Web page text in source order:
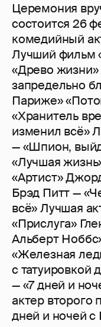
Церемония
состоится 26
комедийный
Лучший фильм
«Древо
запредельно
Париже»
«Хранитель
изменил всё»
— «Шпион,
«Лучшая
«Артист»
Брэд Питт —
всё» Лучшая
«Прислуга»
Альберт
«Железная
с татуировкой
— «7 дней и
актер второго
дней и ночей